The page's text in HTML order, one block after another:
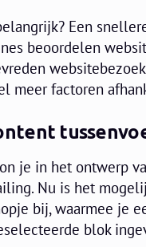
Een
beoordelen
meer factoren
je in het ontwerp
Nu is het
bij, waarmee je
blok